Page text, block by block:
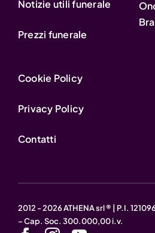
Notizie utili funerale
Prezzi funerale
Cookie Policy
Privacy Policy
Contatti
2012 - 2026 ATHENA srl ® | P.I.
– Cap. Soc. 300.000,00 i.v.